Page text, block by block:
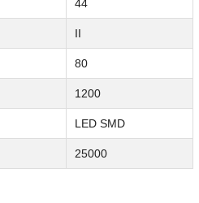
44
II
80
1200
LED SMD
25000